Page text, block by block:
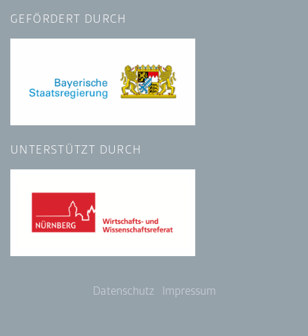
GEFÖRDERT DURCH
UNTERSTÜTZT DURCH
Datenschutz Impressum